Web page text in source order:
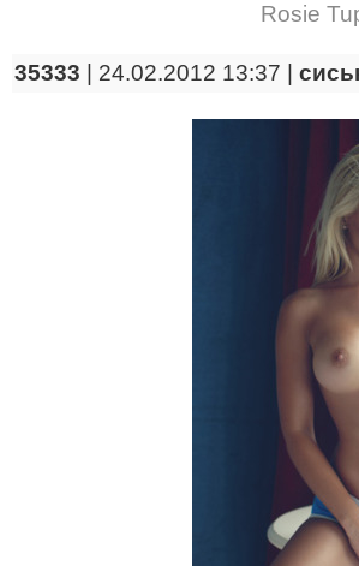
Rosie
35333 | 24.02.2012 13:37 |